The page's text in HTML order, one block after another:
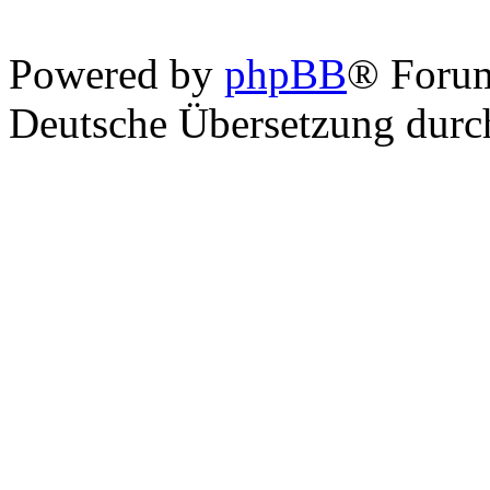
Powered by phpBB®
Deutsche Übersetzung